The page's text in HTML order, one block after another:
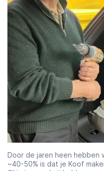
Door de jaren heen hebben
~40-50% is dat je Koof